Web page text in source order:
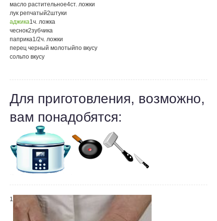
масло растительное4ст. ложки
лук репчатый2штуки
аджика1ч. ложка
чеснок2зубчика
паприка1/2ч. ложки
перец черный молотыйпо вкусу
сольпо вкусу
Для приготовления, возможно,
вам понадобятся:
1